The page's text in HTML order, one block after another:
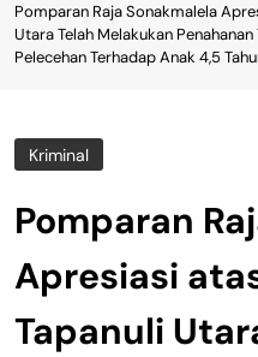
Pomparan Raja Sonakmalela
Utara Telah Melakukan
Pelecehan Terhadap Anak 4,5
Kriminal
Pomparan
Apresiasi
Tapanuli